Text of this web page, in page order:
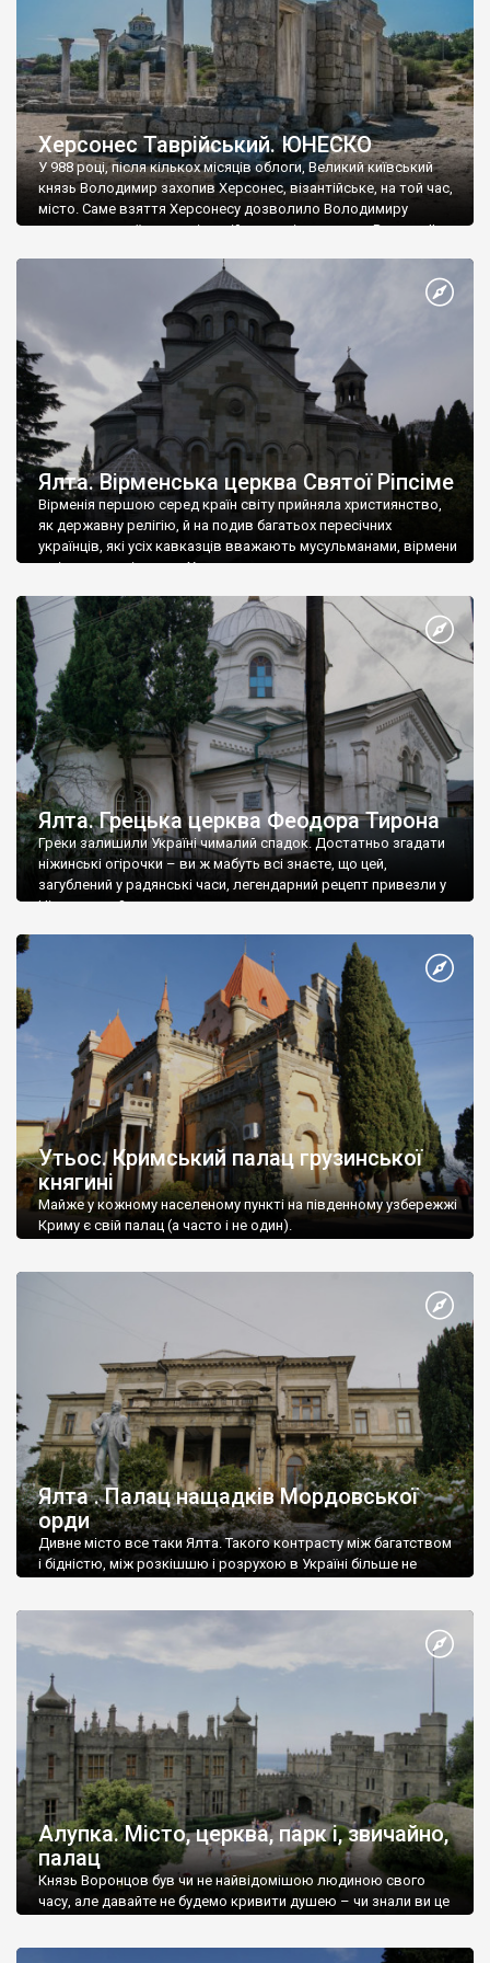
Херсонес Таврійський. ЮНЕСКО
У 988 році, після кількох місяців облоги, Великий київський
князь Володимир захопив Херсонес, візантійське, на той час,
місто. Саме взяття Херсонесу дозволило Володимиру
диктувати свої умови візантійському імператору Василю ІІ, та
Херсонесі Володимир-язичник, став Василем-християнином.
А потім було Хрещення Русі. На честь Херсонесу Таврійського
Ялта. Вірменська церква Святої Ріпсіме
Вірменія першою серед країн світу прийняла християнство,
як державну релігію, й на подив багатьох пересічних
українців, які усіх кавказців вважають мусульманами, вірмени
є відданими вірянами Христа
Ялта. Грецька церква Феодора Тирона
Греки залишили Україні чималий спадок. Достатньо згадати
ніжинські огірочки – ви ж мабуть всі знаєте, що цей,
загублений у радянські часи, легендарний рецепт привезли у
Ніжин греки?
Утьос. Кримський палац грузинської
княгині
Майже у кожному населеному пункті на південному узбережжі
Криму є свій палац (а часто і не один).
Ялта . Палац нащадків Мордовської
орди
Дивне місто все таки Ялта. Такого контрасту між багатством
і бідністю, між розкішшю і розрухою в Україні більше не
Алупка. Місто, церква, парк і, звичайно,
палац
Князь Воронцов був чи не найвідомішою людиною свого
часу, але давайте не будемо кривити душею – чи знали ви це